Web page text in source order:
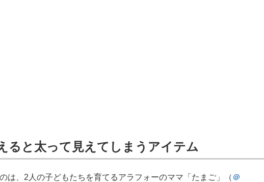
ると太って見えてしまうアイテム
は、2人の子どもたちを育てるアラフォーのママ「たまご」（ ＠